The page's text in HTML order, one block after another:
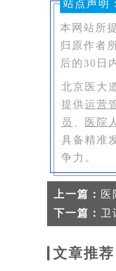
站点声明
本网站所
归原作者
后的30日
北京医大
提供运营
员 、
医院
具备精准
争力。
上一篇： 医
下一篇： 卫
文章推荐